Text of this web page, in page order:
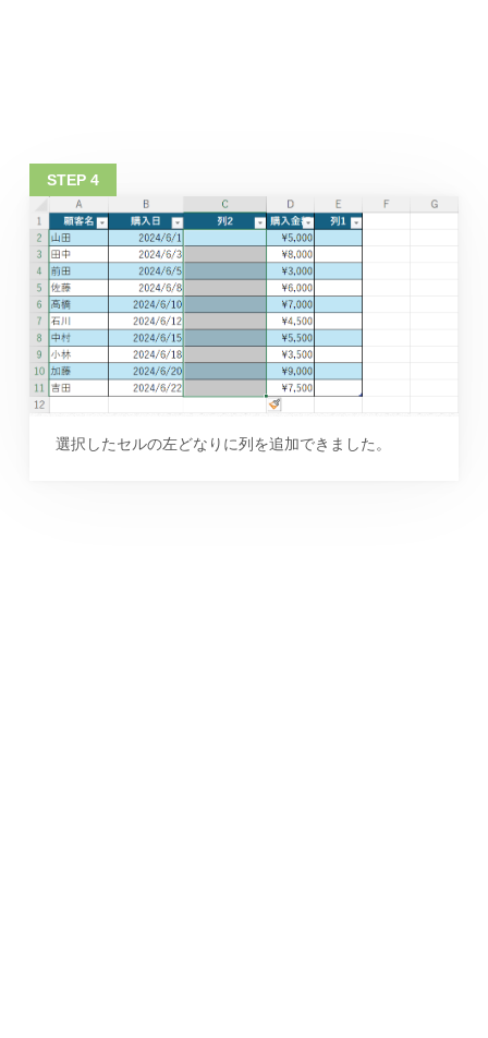
選択したセルの左どなりに列を追加できました。